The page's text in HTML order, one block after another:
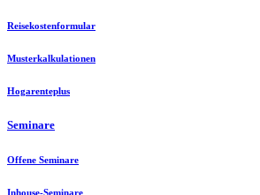
Reisekostenformular
Musterkalkulationen
Hogarenteplus
Seminare
Offene Seminare
Inhouse-Seminare